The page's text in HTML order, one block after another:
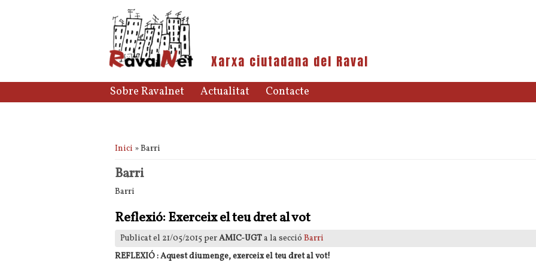
Xarxa ciutadana del Raval
Sobre Ravalnet Actualitat Contacte
Esteu aquí
Inici » Barri
Barri
Barri
Reflexió: Exerceix el teu dret al vot
Publicat el 21/05/2015 perAMIC-UGTa la secció Barri
REFLEXIÓ : Aquest diumenge, exerceix el teu dret al vot!